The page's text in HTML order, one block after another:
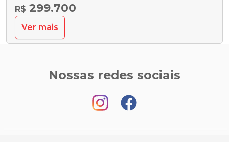
R$ 299.700
Ver mais
Nossas redes sociais